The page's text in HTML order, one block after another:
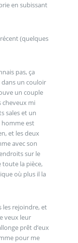
en subissant
(quelques
pas, ça
un couloir
un couple
cheveux mi
sales et un
homme est
et les deux
avec son
sur le
toute la pièce,
où plus il la
les rejoindre, et
veux leur
prêt d’eux
pour me